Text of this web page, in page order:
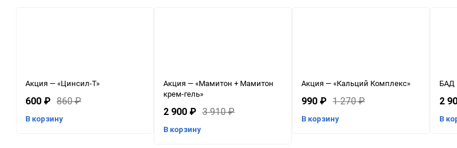
Акция — «Цинсил-Т»
600 ₽ 860₽
В корзину
Акция — «Мамитон + Мамитон
крем-гель»
2 900 ₽ 3 910₽
В корзину
Акция — «Кальций Комплекс»
990 ₽ 1 270₽
В корзину
БАД
2
В